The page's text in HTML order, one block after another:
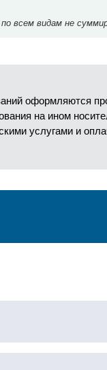
всем видам не
оформляются
на ином
услугами и